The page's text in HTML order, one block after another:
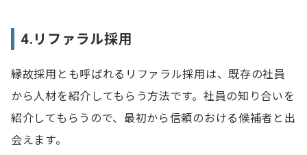
4.リファラル採用
縁故採用とも呼ばれるリファラル採用は、既存の社員
から人材を紹介してもらう方法です。社員の知り合いを
紹介してもらうので、最初から信頼のおける候補者と出
会えます。